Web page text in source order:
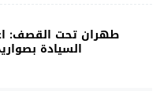
طهران تحت القصف:
السيادة